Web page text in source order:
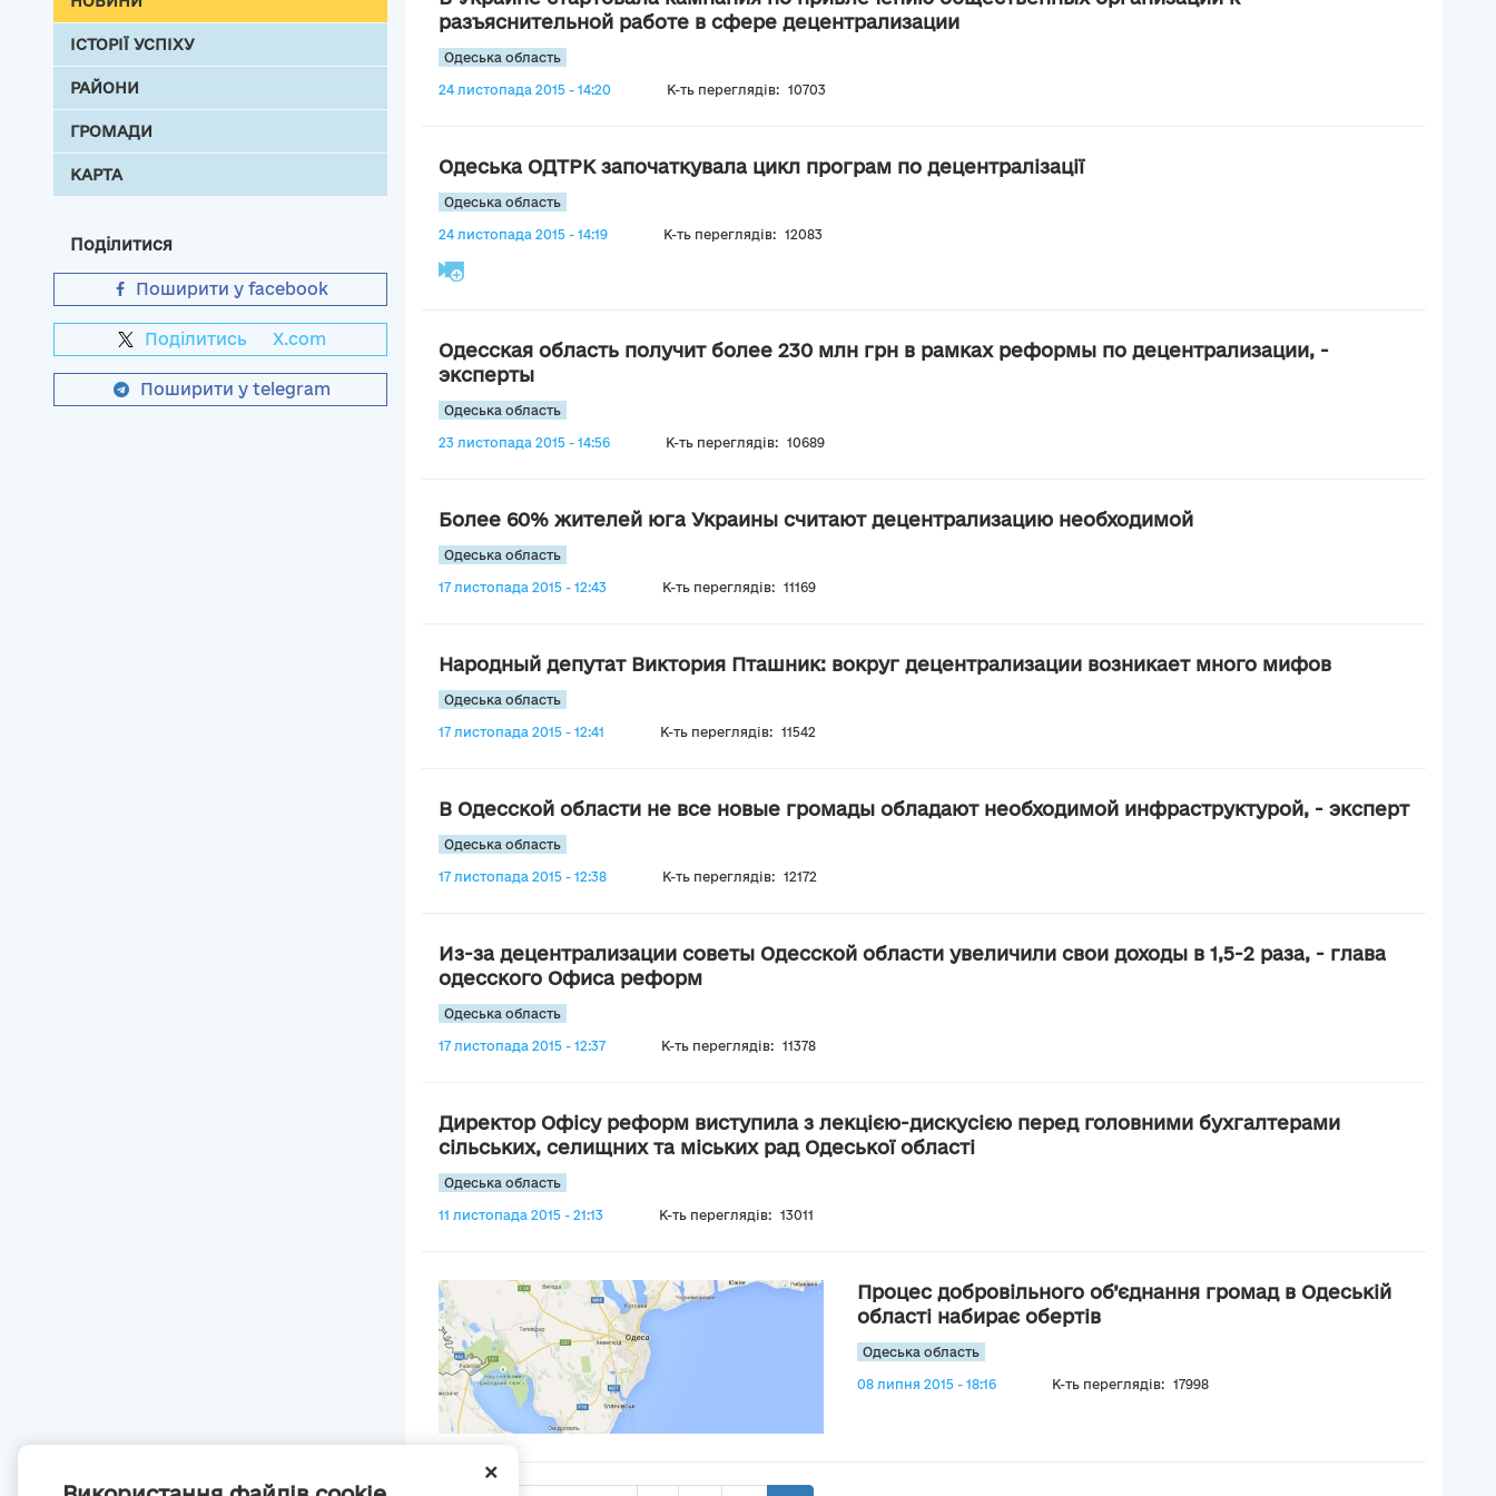
+
ІСТОРІЇ УСПІХУ
РАЙОНИ
ГРОМАДИ
КАРТА
разъяснительной работе в сфере децентрализации
Одеська область
24 листопада 2015 - 14:20 К-ть переглядів: 10703
Одеська ОДТРК започаткувала цикл програм по децентралізації
Одеська область
24 листопада 2015 - 14:19 К-ть переглядів: 12083
Одесская область получит более 230 млн грн в рамках реформы по децентрализации, -
эксперты
Одеська область
23 листопада 2015 - 14:56 К-ть переглядів: 10689
Более 60% жителей юга Украины считают децентрализацию необходимой
Одеська область
17 листопада 2015 - 12:43 К-ть переглядів: 11169
Народный депутат Виктория Пташник: вокруг децентрализации возникает много мифов
Одеська область
17 листопада 2015 - 12:41 К-ть переглядів: 11542
В Одесской области не все новые громады обладают необходимой инфраструктурой, - эксперт
Одеська область
17 листопада 2015 - 12:38 К-ть переглядів: 12172
Из-за децентрализации советы Одесской области увеличили свои доходы в 1,5-2 раза, - глава
одесского Офиса реформ
Одеська область
17 листопада 2015 - 12:37 К-ть переглядів: 11378
Директор Офісу реформ виступила з лекцією-дискусією перед головними бухгалтерами
сільських, селищних та міських рад Одеської області
Одеська область
11 листопада 2015 - 21:13 К-ть переглядів: 13011
Процес добровільного об’єднання громад в Одеській
області набирає обертів
Одеська область
08 липня 2015 - 18:16 К-ть переглядів: 17998
Поділитися
Поширити у facebook
Поділитись X.com
Поширити у telegram